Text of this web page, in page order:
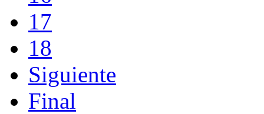
17
18
Siguiente
Final